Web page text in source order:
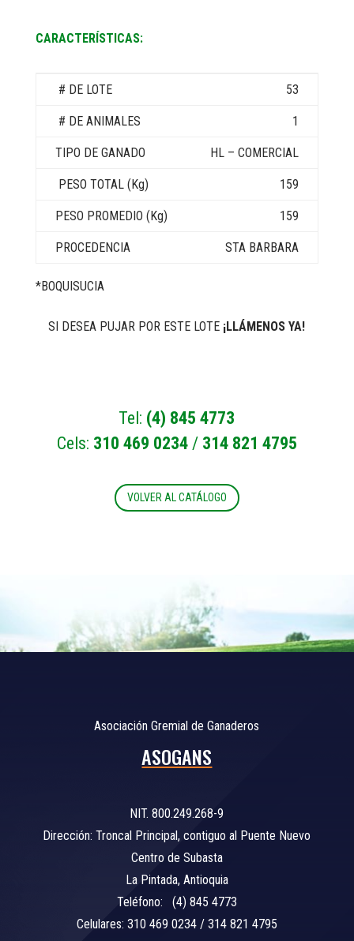
CARACTERÍSTICAS:
53
1
HL – COMERCIAL
159
159
STA BARBARA
*BOQUISUCIA
SI DESEA PUJAR POR ESTE LOTE ¡LLÁMENOS YA!
Tel: (4) 845 4773
Cels: 310 469 0234/ 314 821 4795
VOLVER AL CATÁLOGO
Asociación Gremial de Ganaderos
ASOGANS
NIT. 800.249.268-9
Dirección: Troncal Principal, contiguo al Puente Nuevo
Centro de Subasta
La Pintada, Antioquia
Teléfono: (4) 845 4773
Celulares: 310 469 0234 / 314 821 4795